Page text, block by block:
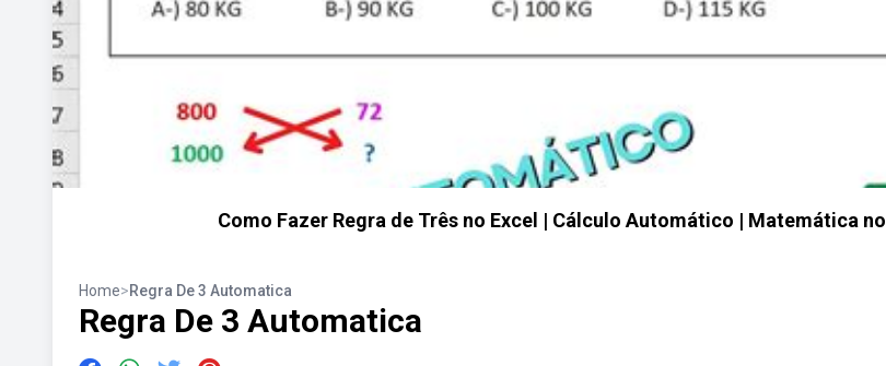
Como Fazer Regra de Três no Excel | Cálculo Automático | Matemática no
Home>Regra De 3 Automatica
Regra De 3 Automatica